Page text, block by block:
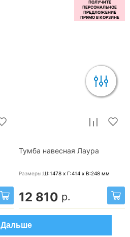
Тумба навесная Лаура
Размеры:Ш:1478 x Г:414 x В:248 мм
12 810 р.
Дальше